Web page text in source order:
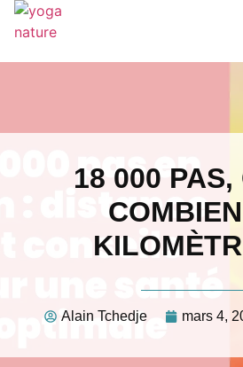
18 000 PAS,
Alain Tchedje mars 4,